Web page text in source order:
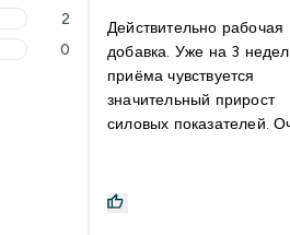
2
0
Действительно рабочая
добавка. Уже на 3
приёма чувствуется
значительный прирост
силовых показателей.
тренировки и без неё